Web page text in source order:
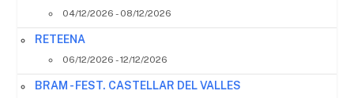
04/12/2026 - 08/12/2026
RETEENA
06/12/2026 - 12/12/2026
BRAM - FEST. CASTELLAR DEL VALLES